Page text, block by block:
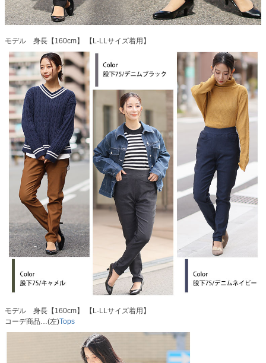
モデル 身長【160cm】 【L-LLサイズ着用】
モデル 身長【160cm】 【L-LLサイズ着用】
コーデ商品…(左)Tops